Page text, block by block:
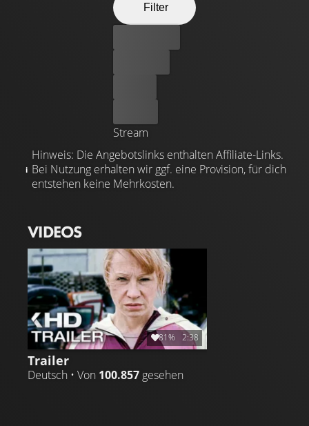
Filter
Stream
Hinweis: Die Angebotslinks enthalten Affiliate-Links.
Bei Nutzung erhalten wir ggf. eine Provision, für dich
entstehen keine Mehrkosten.
VIDEOS
81% 2:38
Trailer
Deutsch • Von 100.857 gesehen